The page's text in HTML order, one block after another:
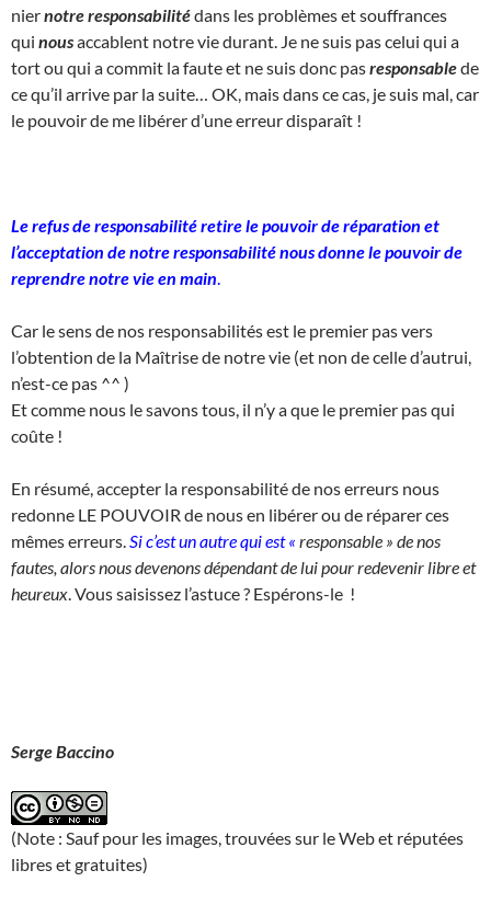
niernotre responsabilitédans les problèmes et souffrances
qui nousaccablent notre vie durant. Je ne suis pas celui qui a
tort ou qui a commit la faute et ne suis donc pasresponsablede
ce qu’il arrive par la suite… OK, mais dans ce cas, je suis mal, car
le pouvoir de me libérer d’une erreur disparaît !
Le refus de responsabilité retire le pouvoir de réparation et
l’acceptation de notre responsabilité nous donne le pouvoir de
reprendre notre vie en main
Car le sens de nos responsabilités est le premier pas vers
l’obtention de la Maîtrise de notre vie (et non de celle d’autrui,
n’est-ce pas ^^ )
Et comme nous le savons tous, il n’y a que le premier pas qui
coûte !
En résumé, accepter la responsabilité de nos erreurs nous
redonne LE POUVOIR de nous en libérer ou de réparer ces
mêmes erreurs. Si c’est un autre qui est « responsable » de nos
fautes, alors nous devenons dépendant de lui pour redevenir libre et
heureux . Vous saisissez l’astuce ? Espérons-le !
Serge Baccino
(Note : Sauf pour les images, trouvées sur le Web et réputées
libres et gratuites)